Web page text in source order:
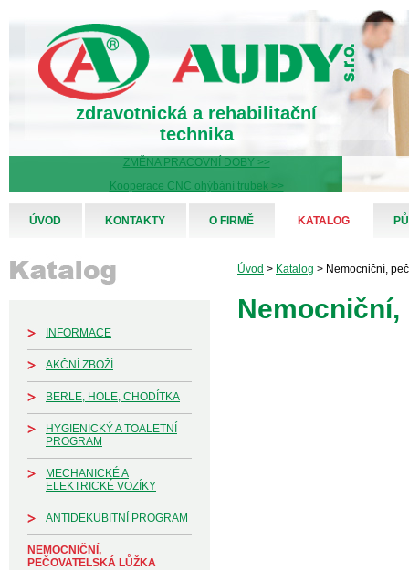
ÚVOD KONTAKTY O FIRMĚ KATALOG
Úvod > Katalog > Nemocniční,
INFORMACE
AKČNÍ ZBOŽÍ
BERLE, HOLE, CHODÍTKA
HYGIENICKÝ A TOALETNÍ
PROGRAM
MECHANICKÉ A
ELEKTRICKÉ VOZÍKY
ANTIDEKUBITNÍ PROGRAM
NEMOCNIČNÍ,
PEČOVATELSKÁ LŮŽKA
zdravotnická a rehabilitační
technika
ZMĚNA PRACOVNÍ DOBY >>
Kooperace CNC ohýbání trubek >>